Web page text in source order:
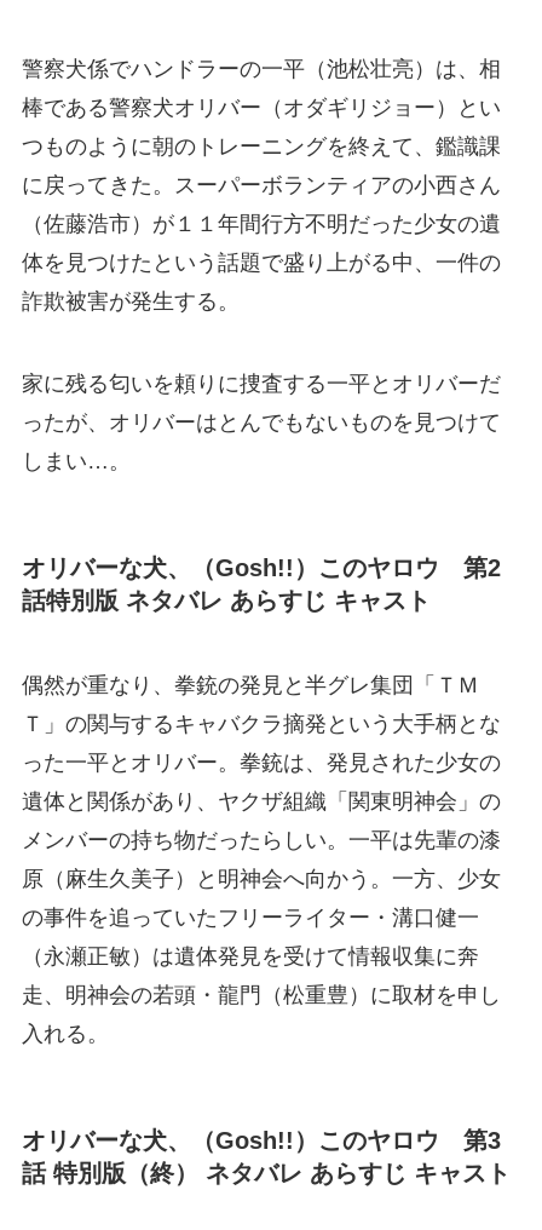
警察犬係でハンドラーの一平（池松壮亮）は、相
棒である警察犬オリバー（オダギリジョー）とい
つものように朝のトレーニングを終えて、鑑識課
に戻ってきた。スーパーボランティアの小西さん
（佐藤浩市）が１１年間行方不明だった少女の遺
体を見つけたという話題で盛り上がる中、一件の
詐欺被害が発生する。
家に残る匂いを頼りに捜査する一平とオリバーだ
ったが、オリバーはとんでもないものを見つけて
しまい…。
オリバーな犬、（Gosh!!）このヤロウ 第2
話特別版 ネタバレ あらすじ キャスト
偶然が重なり、拳銃の発見と半グレ集団「ＴＭ
Ｔ」の関与するキャバクラ摘発という大手柄とな
った一平とオリバー。拳銃は、発見された少女の
遺体と関係があり、ヤクザ組織「関東明神会」の
メンバーの持ち物だったらしい。一平は先輩の漆
原（麻生久美子）と明神会へ向かう。一方、少女
の事件を追っていたフリーライター・溝口健一
（永瀬正敏）は遺体発見を受けて情報収集に奔
走、明神会の若頭・龍門（松重豊）に取材を申し
入れる。
オリバーな犬、（Gosh!!）このヤロウ 第3
話 特別版（終） ネタバレ あらすじ キャスト